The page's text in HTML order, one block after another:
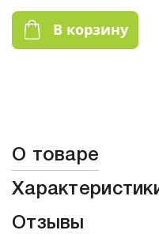
В корзину
О товаре
Отзывы